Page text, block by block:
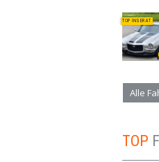
TOP INSERAT
Alle
TOP